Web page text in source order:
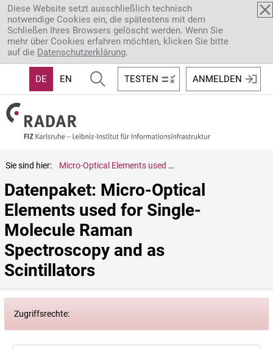
Direkt zum Inhalt
Diese Website setzt ausschließlich technisch
notwendige Cookies ein, die spätestens mit dem
Schließen Ihres Browsers gelöscht werden. Wenn Sie
mehr über Cookies erfahren möchten, klicken Sie bitte
auf die Datenschutzerklärung.
DE EN TESTEN ANMELDEN
Sie sind hier: Micro-Optical Elements used for Single-Molecule Raman Spectroscopy and as Scintillators
Datenpaket: Micro-Optical
Elements used for Single-
Molecule Raman
Spectroscopy and as
Scintillators
Zugriffsrechte: